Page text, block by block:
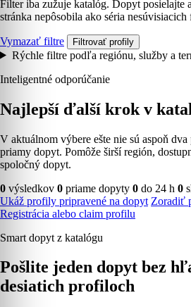
Filter iba zužuje katalóg. Dopyt posielajte
stránka nepôsobila ako séria nesúvisiacich
Vymazať filtre Filtrovať profily
Rýchle filtre podľa regiónu, služby a
Inteligentné odporúčanie
Najlepší ďalší krok v
V aktuálnom výbere ešte nie sú aspoň
priamy dopyt. Pomôže širší región,
spoločný dopyt.
0 výsledkov 0 priame dopyty 0 do 24 h 0
Ukáž profily pripravené na dopyt Zoradiť
Registrácia alebo claim profilu
Smart dopyt z katalógu
Pošlite jeden dopyt bez
desiatich profiloch